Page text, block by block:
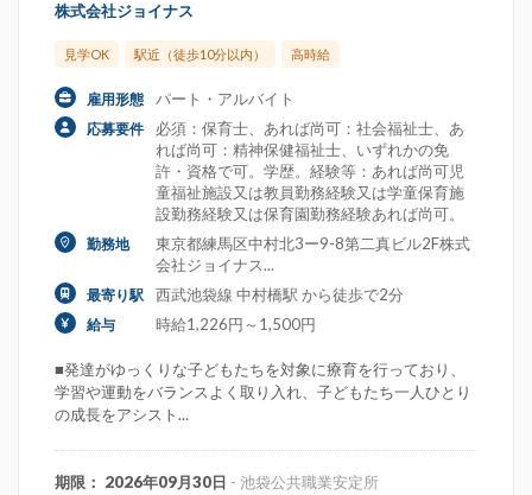
株式会社ジョイナス
見学OK 駅近（徒歩10分以内） 高時給
雇用形態 パート・アルバイト
応募要件
必須：保育士、あれば尚可：社会福祉士、あ
れば尚可：精神保健福祉士、いずれかの免
許・資格で可。学歴。経験等：あれば尚可児
童福祉施設又は教員勤務経験又は学童保育施
設勤務経験又は保育園勤務経験あれば尚可。
勤務地
東京都練馬区中村北3ー9-8第二真ビル2F株式
会社ジョイナス...
最寄り駅 西武池袋線 中村橋駅 から徒歩で2分
給与 時給1,226円～1,500円
■発達がゆっくりな子どもたちを対象に療育を行っており、
学習や運動をバランスよく取り入れ、子どもたち一人ひとり
の成長をアシスト...
期限： 2026年09月30日 - 池袋公共職業安定所